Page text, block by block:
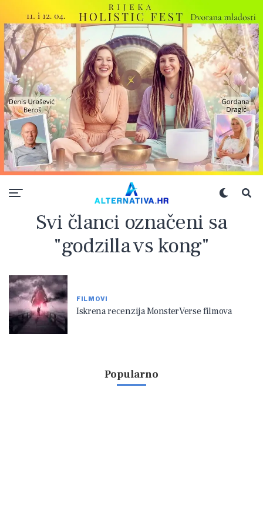
Svi članci označeni sa
"godzilla vs kong"
FILMOVI
Iskrena recenzija MonsterVerse filmova
Popularno